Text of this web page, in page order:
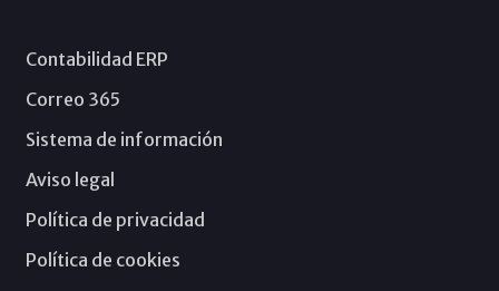
Contabilidad ERP
Correo 365
Sistema de información
Aviso legal
Política de privacidad
Política de cookies